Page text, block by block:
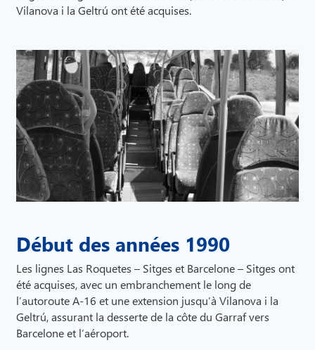
Vilanova i la Geltrú ont été acquises.
Début des années 1990
Les lignes Las Roquetes – Sitges et Barcelone – Sitges ont
été acquises, avec un embranchement le long de
l’autoroute A-16 et une extension jusqu’à Vilanova i la
Geltrú, assurant la desserte de la côte du Garraf vers
Barcelone et l’aéroport.